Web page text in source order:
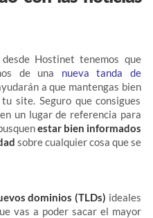
Hostinet tenemos que
de una nueva tanda de
a que mantengas bien
site. Seguro que consigues
un lugar de referencia para
estar bien informados
sobre cualquier cosa que se
dominios (TLDs) ideales
vas a poder sacar el mayor